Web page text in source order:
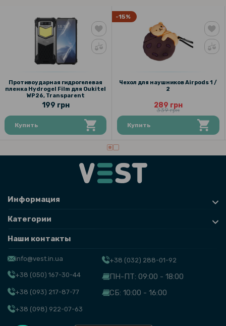
Противоударная гидрогелевая
пленка Hydrogel Film для Oukitel
WP26, Transparent
199 грн
Купить
-15%
Чехол для наушников Airpods 1 /
2
289 грн
339 грн
Купить
Информация
Категории
Наши контакты
info@vest.in.ua
+38 (050) 167-30-44
+38 (093) 217-87-77
+38 (098) 922-07-63
+38 (032) 288-01-92
ПН-ПТ: 09:00 - 18:00
СБ: 10:00 - 16:00